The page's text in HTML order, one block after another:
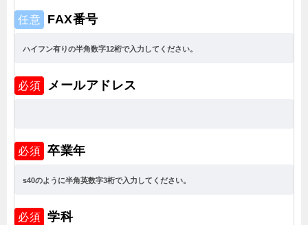
任意 FAX番号
必須 メールアドレス
必須 卒業年
必須 学科